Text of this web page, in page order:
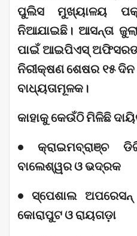
ପୁଲିସ ମୁଖ୍ୟାଳୟ
ନିଆଯାଇଛି। ଆସନ୍ତା
ପାଇଁ ଆଇପିଏସ୍
ନିରୀକ୍ଷଣ ଶେଷର ୧୫
ବାଧ୍ୟତାମୂଳକ।
କାହାକୁ କେଉଁଠି ମିଳିଛି
• କ୍ରାଇମବ୍ରାଞ୍ଚ
ବାଲେଶ୍ୱର ଓ ଭଦ୍ରକ
• ସ୍ପେଶାଲ
କୋରାପୁଟ ଓ ରାୟଗଡ଼ା